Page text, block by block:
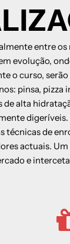
dos
do forno e
com
do
entre
evolução,
o curso,
pinsa, pizza
alta
técnicas de
actuais.
e